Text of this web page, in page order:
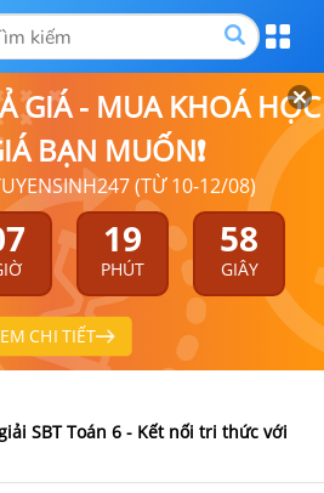
GIÁ - MUA KHOÁ HỌC
BẠN MUỐN❗
(TỪ 10-12/08)
19
PHÚT
58
GIÂY
CHI TIẾT
SBT Toán 6 - Kết nối tri thức với